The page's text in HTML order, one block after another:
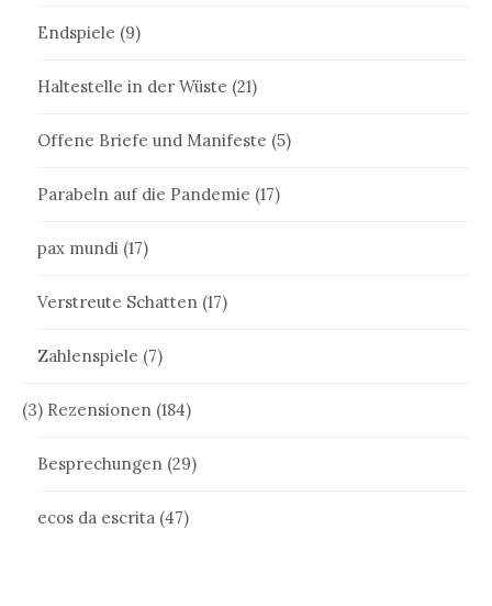
Endspiele (9)
Haltestelle in der Wüste (21)
Offene Briefe und Manifeste (5)
Parabeln auf die Pandemie (17)
pax mundi (17)
Verstreute Schatten (17)
Zahlenspiele (7)
(3) Rezensionen (184)
Besprechungen (29)
ecos da escrita (47)